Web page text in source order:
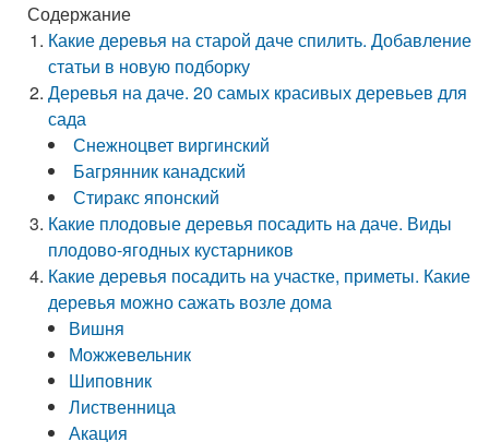
Содержание
Какие деревья на старой даче спилить. Добавление
статьи в новую подборку
Деревья на даче. 20 самых красивых деревьев для
сада
Снежноцвет виргинский
Багрянник канадский
Стиракс японский
Какие плодовые деревья посадить на даче. Виды
плодово-ягодных кустарников
Какие деревья посадить на участке, приметы. Какие
деревья можно сажать возле дома
Вишня
Можжевельник
Шиповник
Лиственница
Акация